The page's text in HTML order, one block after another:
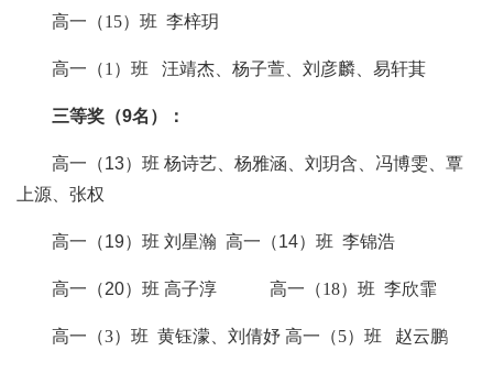
高一（15）班 李梓玥
高一（1）班 汪靖杰、杨子萱、刘彦麟、易轩萁
三等奖（9名）：
高一 （13） 班 杨诗艺 杨雅涵 刘玥含 冯博雯
覃
上源
张权
高一（19）班 刘星瀚 高一（14）班 李锦浩
高一（20）班 高子淳 高一（18）班 李欣霏
高一（3）班 黄钰濛 刘倩妤 高一（5）班 赵云鹏